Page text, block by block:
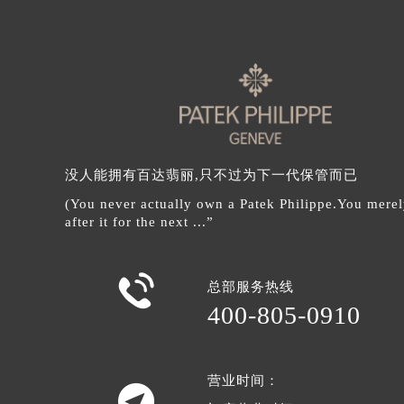
北京市朝阳区建国门外大街甲6号华
北京市东城区东长安街1号王府井东
河北省保定市竞秀区朝阳北大街北
内蒙古自治区阿拉善盟市左旗土尔
内蒙古自治区赤峰市红山区哈达街
内蒙古自治区通辽市科尔沁区明仁
内蒙古自治区乌海市海勃湾区人民
内蒙古自治区兴安盟市乌兰浩特市
没人能拥有百达翡丽,只不过为下一代保管而已
(You never actually own a Patek Philippe.You
after it for the next ...”
 总部服务热线
400-805-0910
营业时间：